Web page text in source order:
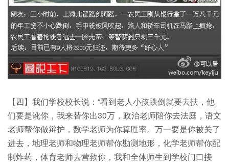
【四】我们学校校长说：“看到老人小孩跌倒就要去扶，他
们要是讹你，我来替你出30万，政治老师陪你去法庭，语文
老师帮你做辩护，数学老师为你算胜率。万一要是你被关了
进去，地理老师和物理老师帮你勘测地形，化学老师帮你配
制炸药，体育老师去营救你，我和全体师生到学校门口接